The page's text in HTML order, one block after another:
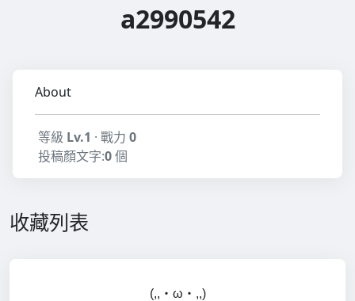
a2990542
About
等級 Lv.1 · 戰力 0
投稿顏文字:0個
收藏列表
(,,・ω・,,)